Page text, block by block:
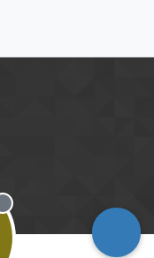
Offline